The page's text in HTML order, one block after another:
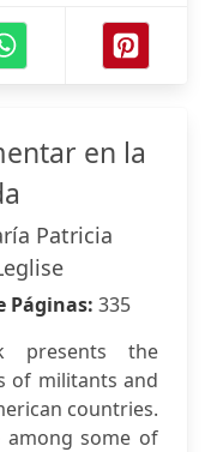
en la
Patricia
Páginas: 335
presents the
of militants and
countries.
some of